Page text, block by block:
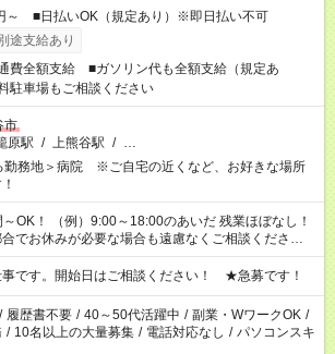
～ ■日払いOK（規定あり）※即日払い不可
途支給あり
費全額支給 ■ガソリン代も全額支給（規定あ
駐車場もご相談ください
市
原駅 / 上熊谷駅 / …
勤務地＞病院 ※ご自宅の近くなど、お好きな場所
OK！ （例）9:00～18:00のあいだ 残業ほぼなし！
でお休みが必要な場合も遠慮なくご相談ください。
に合わせて調整可能です。 その他、 ＊週4日・
日勤のみ ＊土日休み ＊午前だけ・午後だけ ＊平日
の際に、あなたのご希望をお聞か
事です。開始日はご相談ください！ ★急募です！
/ 履歴書不要 / 40～50代活躍中 / 副業・WワークOK /
/ 10名以上の大量募集 / 電話対応なし / パソコンスキ